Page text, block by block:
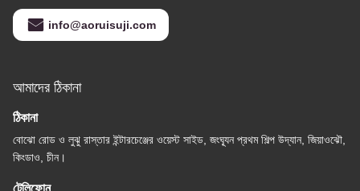
info@aoruisuji.com
আমাদের ঠিকানা
ঠিকানা
বোঝো রোড ও লুঝু রাস্তার ইন্টারচেঞ্জের ওয়েস্ট সাইড, জংঘ্যূন প্রথম শিল্প উদ্যান, জিয়াওঝৌ,
কিংডাও, চীন।
টেলিফোন